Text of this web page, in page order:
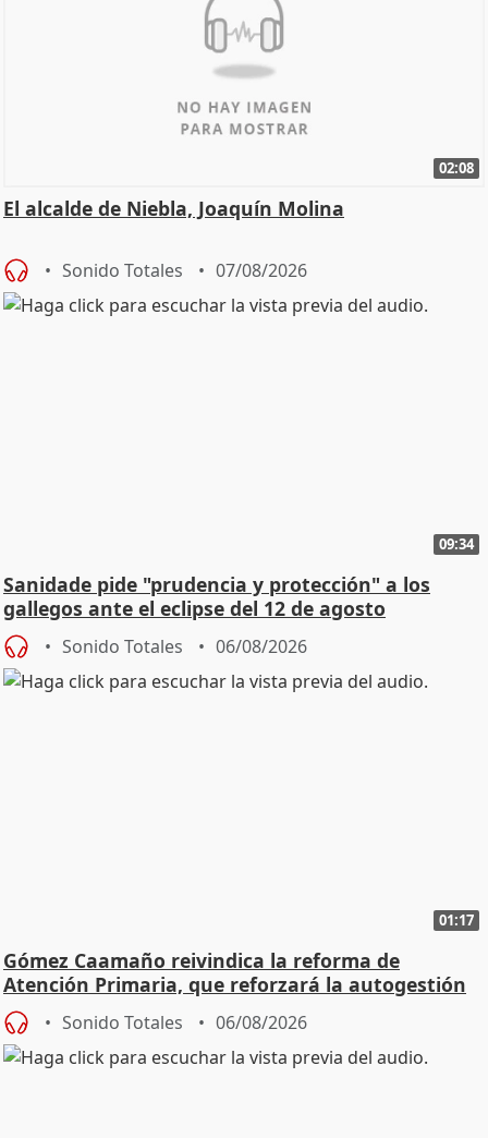
02:08
El alcalde de Niebla, Joaquín Molina
Sonido Totales 07/08/2026
09:34
Sanidade pide "prudencia y protección" a los
gallegos ante el eclipse del 12 de agosto
Sonido Totales 06/08/2026
01:17
Gómez Caamaño reivindica la reforma de
Atención Primaria, que reforzará la autogestión
Sonido Totales 06/08/2026